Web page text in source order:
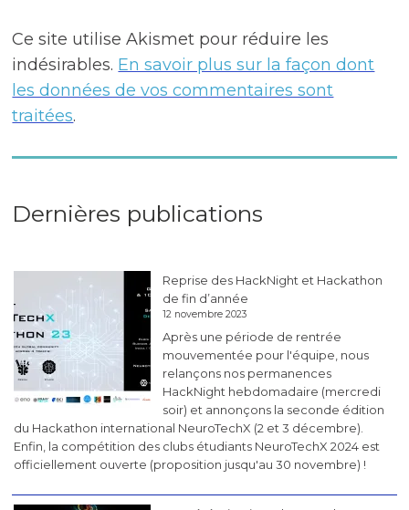
Ce site utilise Akismet pour réduire les
indésirables. En savoir plus sur la façon dont
les données de vos commentaires sont
traitées.
Dernières publications
Reprise des HackNight et Hackathon
de fin d’année
12 novembre 2023
Après une période de rentrée
mouvementée pour l'équipe, nous
relançons nos permanences
HackNight hebdomadaire (mercredi
soir) et annonçons la seconde édition
du Hackathon international NeuroTechX (2 et 3 décembre).
Enfin, la compétition des clubs étudiants NeuroTechX 2024 est
officiellement ouverte (proposition jusqu'au 30 novembre) !